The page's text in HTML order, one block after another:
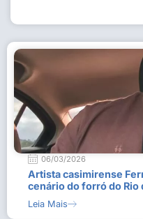
06/03/2026
Artista casimirense
cenário do forró do Rio
Leia Mais